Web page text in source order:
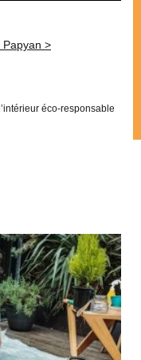
Papyan >
éco-responsable